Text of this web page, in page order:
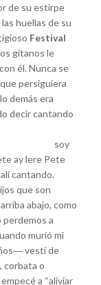
de su estirpe
huellas de su
Festival
gitanos le
él. Nunca se
persiguiera
demás era
decir cantando
soy
lere Pete
que son
abajo, como
perdemos a
murió mi
vestí de
corbata o
a “aliviar